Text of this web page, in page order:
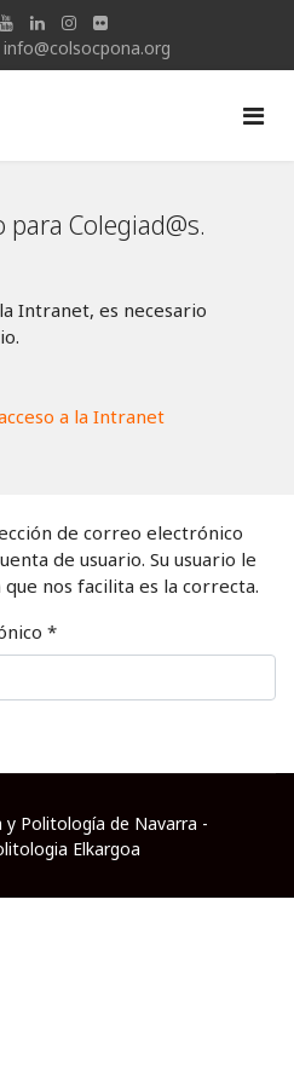
info@colsocpona.org
Colegiad@s.
Intranet, es necesario
a la Intranet
de correo electrónico
de usuario. Su usuario le
nos facilita es la correcta.
*
Politología de Navarra -
Elkargoa